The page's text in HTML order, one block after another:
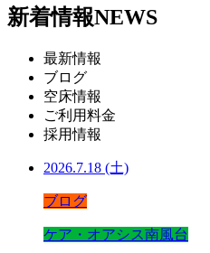
新着情報NEWS
最新情報
ブログ
空床情報
ご利用料金
採用情報
2026.7.18 (土)
ブログ
ケア・オアシス南風台